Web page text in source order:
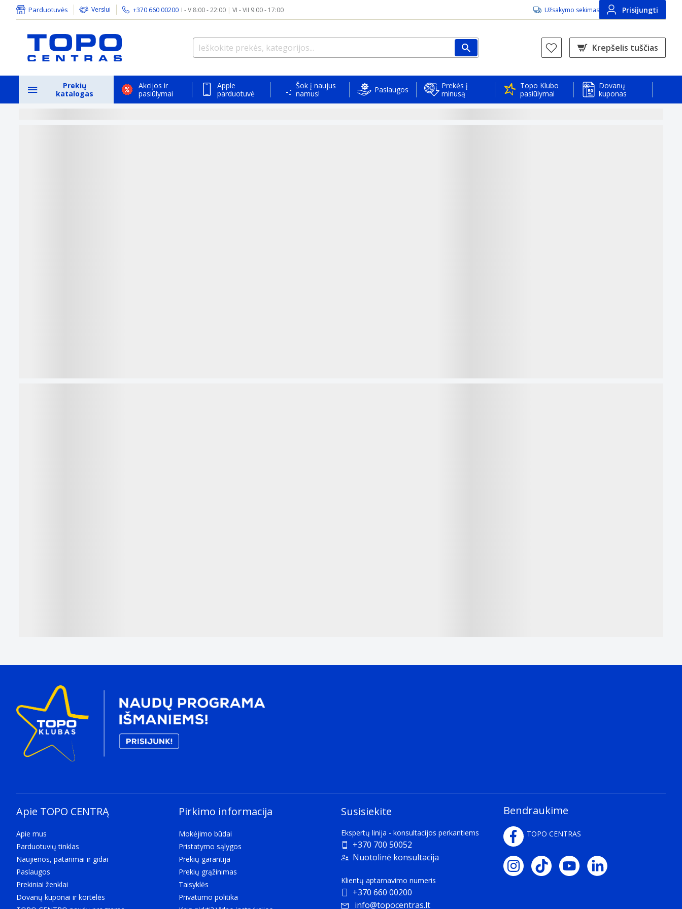
Parduotuvės Verslui +370 660 00200 I - V 8:00 - 22:00 | VI - VII 9:00 - 17:00 Užsakymo sekimas Prisijungti
Krepšelis tuščias
Prekių
katalogas
Akcijos ir
pasiūlymai
Apple
parduotuvė
Šok į naujus
namus!
Paslaugos
Prekės į
minusą
Topo Klubo
pasiūlymai
Dovanų
kuponas
Apie TOPO CENTRĄ
Apie mus
Parduotuvių tinklas
Naujienos, patarimai ir gidai
Paslaugos
Prekiniai ženklai
Dovanų kuponai ir kortelės
Pirkimo informacija
Mokėjimo būdai
Pristatymo sąlygos
Prekių garantija
Prekių grąžinimas
Taisyklės
Privatumo politika
Susisiekite
Ekspertų linija - konsultacijos perkantiems
+370 700 50052
Nuotolinė konsultacija
Klientų aptarnavimo numeris
+370 660 00200
info@topocentras.lt
Bendraukime
TOPO CENTRAS